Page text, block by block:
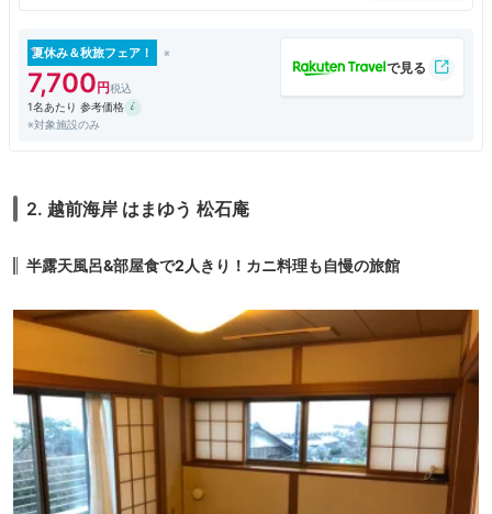
が、家族連れが多く落ち着いた印象で良かったです。宿の玄関にシャワー
されています。スタッフの方の対応も温かく、リラックスして過ごすこと
ができました。食事会場の側にキッズスペースがあり、食事に飽きてしま
った子どもを交代でみながら食事を摂ることができました。お部屋につい
ている露天風呂は温泉でないのが残念でした。部屋のTVがNetflix対応で
した。子どもがいたので大変助かりました。旅館内に無料WIFIがありまし
夏休み＆秋旅フェア！
7,700
1名あたり 参考価格
※対象施設のみ
2. 越前海岸 はまゆう 松石庵
半露天風呂&部屋食で2人きり！カニ料理も自慢の旅館